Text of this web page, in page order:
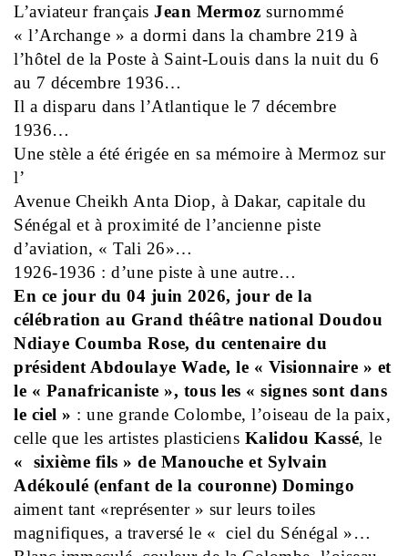
L’aviateur français Jean Mermoz surnommé
« l’Archange » a dormi dans la chambre 219 à
l’hôtel de la Poste à Saint-Louis dans la nuit du 6
au 7 décembre 1936…
Il a disparu dans l’Atlantique le 7 décembre
1936…
Une stèle a été érigée en sa mémoire à Mermoz sur
l’
Avenue Cheikh Anta Diop, à Dakar, capitale du
Sénégal et à proximité de l’ancienne piste
d’aviation, « Tali 26»…
1926-1936 : d’une piste à une autre…
En ce jour du 04 juin 2026, jour de la
célébration au Grand théâtre national Doudou
Ndiaye Coumba Rose, du centenaire du
président Abdoulaye Wade, le « Visionnaire » et
le « Panafricaniste », tous les « signes sont dans
le ciel » : une grande Colombe, l’oiseau de la paix,
celle que les artistes plasticiens Kalidou Kassé, le
« sixième fils » de Manouche et Sylvain
Adékoulé (enfant de la couronne) Domingo
aiment tant «représenter » sur leurs toiles
magnifiques, a traversé le « ciel du Sénégal »…